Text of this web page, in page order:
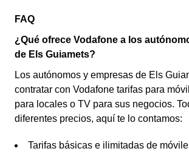
FAQ
¿Qué ofrece Vodafone a los
de Els Guiamets?
Los autónomos y empresas de Els
contratar con Vodafone tarifas para
para locales o TV para sus negocios.
diferentes precios, aquí te lo contamos:
Tarifas básicas e ilimitadas de